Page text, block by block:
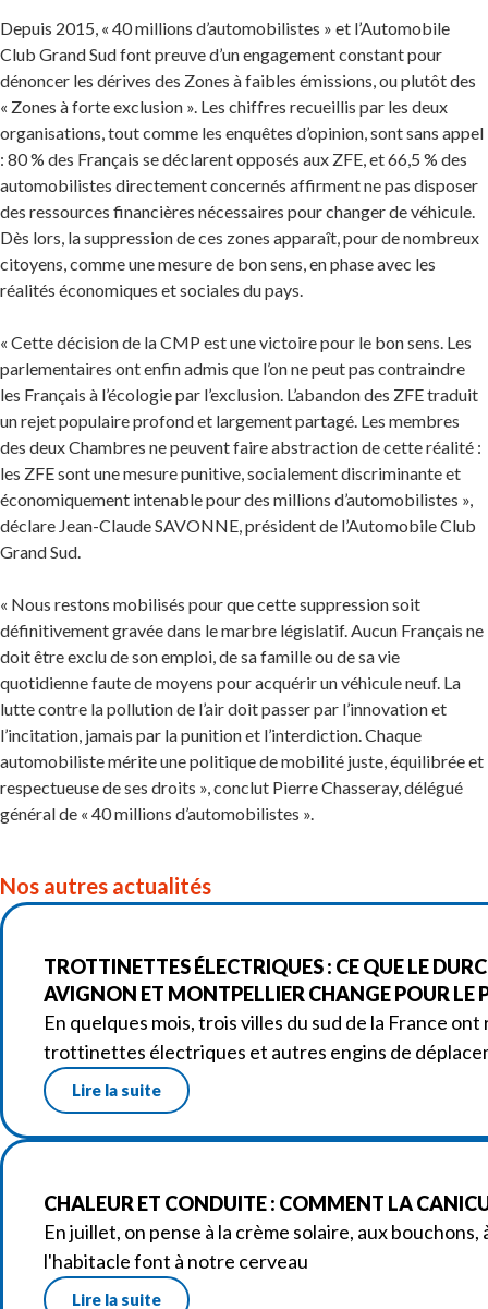
Depuis 2015, « 40 millions d’automobilistes » et l’Automobile
Club Grand Sud font preuve d’un engagement constant pour
dénoncer les dérives des Zones à faibles émissions, ou plutôt des
« Zones à forte exclusion ». Les chiffres recueillis par les deux
organisations, tout comme les enquêtes d’opinion, sont sans appel
: 80 % des Français se déclarent opposés aux ZFE, et 66,5 % des
automobilistes directement concernés affirment ne pas disposer
des ressources financières nécessaires pour changer de véhicule.
Dès lors, la suppression de ces zones apparaît, pour de nombreux
citoyens, comme une mesure de bon sens, en phase avec les
réalités économiques et sociales du pays.
« Cette décision de la CMP est une victoire pour le bon sens. Les
parlementaires ont enfin admis que l’on ne peut pas contraindre
les Français à l’écologie par l’exclusion. L’abandon des ZFE traduit
un rejet populaire profond et largement partagé. Les membres
des deux Chambres ne peuvent faire abstraction de cette réalité :
les ZFE sont une mesure punitive, socialement discriminante et
économiquement intenable pour des millions d’automobilistes »,
déclare Jean-Claude SAVONNE, président de l’Automobile Club
Grand Sud.
« Nous restons mobilisés pour que cette suppression soit
définitivement gravée dans le marbre législatif. Aucun Français ne
doit être exclu de son emploi, de sa famille ou de sa vie
quotidienne faute de moyens pour acquérir un véhicule neuf. La
lutte contre la pollution de l’air doit passer par l’innovation et
l’incitation, jamais par la punition et l’interdiction. Chaque
automobiliste mérite une politique de mobilité juste, équilibrée et
respectueuse de ses droits », conclut Pierre Chasseray, délégué
général de « 40 millions d’automobilistes ».
Nos autres actualités
TROTTINETTES ÉLECTRIQUES : CE QUE LE
AVIGNON ET MONTPELLIER CHANGE POUR LE
En quelques mois, trois villes du sud de la France
trottinettes électriques et autres engins de
Lire la suite
CHALEUR ET CONDUITE : COMMENT LA
En juillet, on pense à la crème solaire, aux
l'habitacle font à notre cerveau
Lire la suite